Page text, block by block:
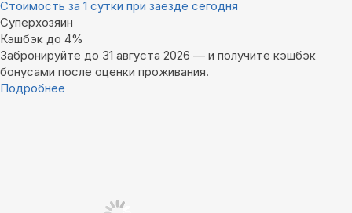
Стоимость за 1 сутки при заезде сегодня
Суперхозяин
Кэшбэк до 4%
Забронируйте до 31 августа 2026 — и получите кэшбэк
бонусами после оценки проживания.
Подробнее